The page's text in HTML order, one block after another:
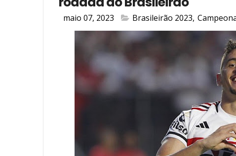
maio 07, 2023 Brasileirão 2023,